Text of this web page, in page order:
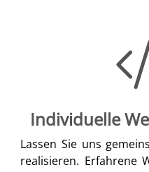
Individuelle
Lassen Sie uns
realisieren. Erfahrene